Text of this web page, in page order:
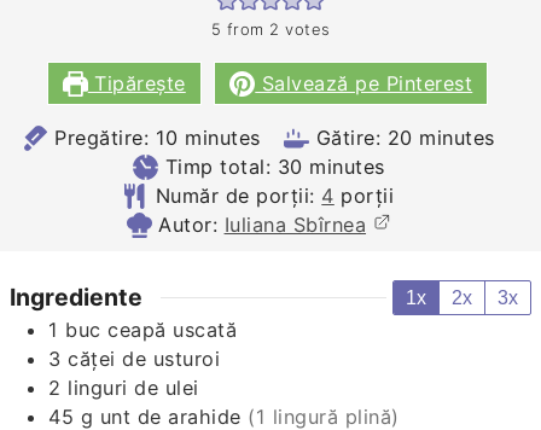
5 from 2 votes
Tipărește Salvează pe Pinterest
Pregătire: 10minutes
minutes Gătire: 20minutes
minutes
Timp total: 30minutes
minutes
Număr de porții: 4 porții
Autor: Iuliana Sbîrnea
Ingrediente 1x 2x 3x
1 buc ceapă uscată
3 cățeide usturoi
2 linguri de ulei
45 g unt de arahide (1 lingură plină)